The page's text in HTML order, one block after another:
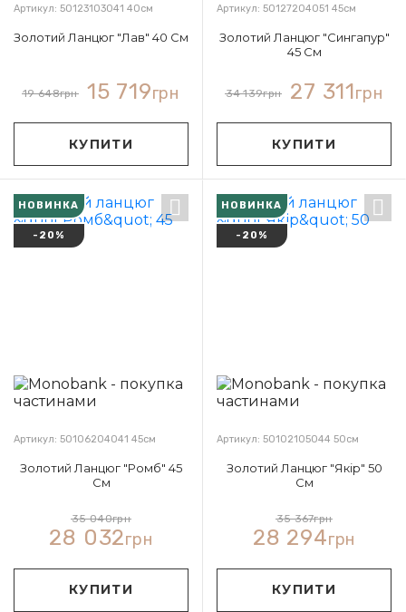
Артикул: 50123103041 40см
Золотий Ланцюг "Лав" 40 См
19 648грн 15 719грн
КУПИТИ
Артикул: 50127204051 45см
Золотий Ланцюг "Сингапур"
45 См
34 139грн 27 311грн
КУПИТИ
НОВИНКА
-20%
Артикул: 50106204041 45см
Золотий Ланцюг "Ромб" 45
См
35 040грн
28 032грн
КУПИТИ
НОВИНКА
-20%
Артикул: 50102105044 50см
Золотий Ланцюг "Якір" 50
См
35 367грн
28 294грн
КУПИТИ